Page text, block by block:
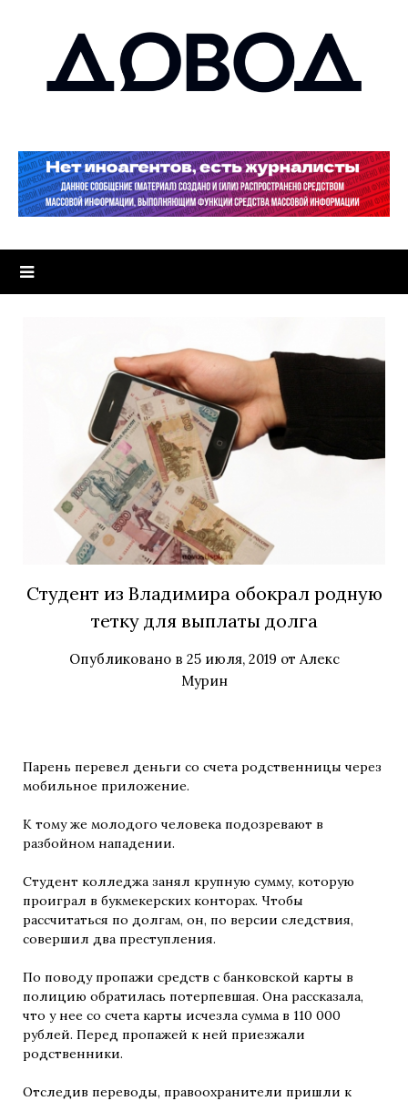
Студент из Владимира обокрал родную
тетку для выплаты долга
Опубликовано в 25 июля, 2019 от Алекс
Мурин
Парень перевел деньги со счета родственницы через
мобильное приложение.
К тому же молодого человека подозревают в
разбойном нападении.
Студент колледжа занял крупную сумму, которую
проиграл в букмекерских конторах. Чтобы
рассчитаться по долгам, он, по версии следствия,
совершил два преступления.
По поводу пропажи средств с банковской карты в
полицию обратилась потерпевшая. Она рассказала,
что у нее со счета карты исчезла сумма в 110 000
рублей. Перед пропажей к ней приезжали
родственники.
Отследив переводы, правоохранители пришли к